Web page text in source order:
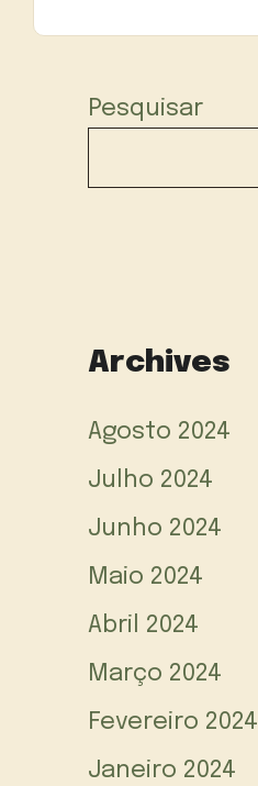
Pesquisar
Archives
Agosto 2024
Julho 2024
Junho 2024
Maio 2024
Abril 2024
Março 2024
Fevereiro 2024
Janeiro 2024